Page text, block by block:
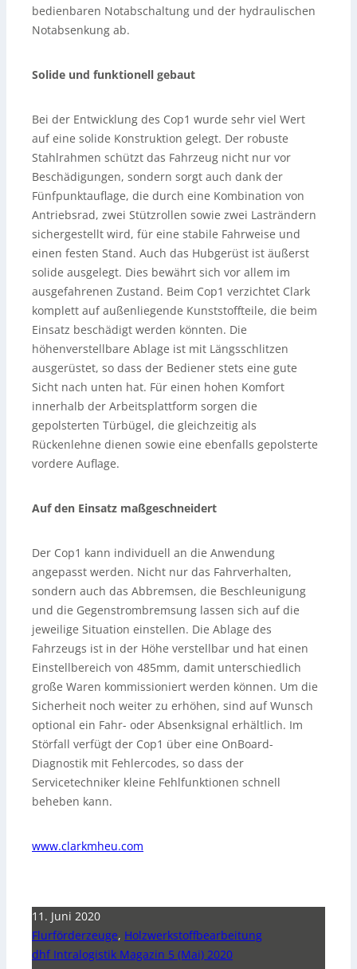
bedienbaren Notabschaltung und der hydraulischen
Notabsenkung ab.
Solide und funktionell gebaut
Bei der Entwicklung des Cop1 wurde sehr viel Wert
auf eine solide Konstruktion gelegt. Der robuste
Stahlrahmen schützt das Fahrzeug nicht nur vor
Beschädigungen, sondern sorgt auch dank der
Fünfpunktauflage, die durch eine Kombination von
Antriebsrad, zwei Stützrollen sowie zwei Lasträndern
sichergestellt wird, für eine stabile Fahrweise und
einen festen Stand. Auch das Hubgerüst ist äußerst
solide ausgelegt. Dies bewährt sich vor allem im
ausgefahrenen Zustand. Beim Cop1 verzichtet Clark
komplett auf außenliegende Kunststoffteile, die beim
Einsatz beschädigt werden könnten. Die
höhenverstellbare Ablage ist mit Längsschlitzen
ausgerüstet, so dass der Bediener stets eine gute
Sicht nach unten hat. Für einen hohen Komfort
innerhalb der Arbeitsplattform sorgen die
gepolsterten Türbügel, die gleichzeitig als
Rückenlehne dienen sowie eine ebenfalls gepolsterte
vordere Auflage.
Auf den Einsatz maßgeschneidert
Der Cop1 kann individuell an die Anwendung
angepasst werden. Nicht nur das Fahrverhalten,
sondern auch das Abbremsen, die Beschleunigung
und die Gegenstrombremsung lassen sich auf die
jeweilige Situation einstellen. Die Ablage des
Fahrzeugs ist in der Höhe verstellbar und hat einen
Einstellbereich von 485mm, damit unterschiedlich
große Waren kommissioniert werden können. Um die
Sicherheit noch weiter zu erhöhen, sind auf Wunsch
optional ein Fahr- oder Absenksignal erhältlich. Im
Störfall verfügt der Cop1 über eine OnBoard-
Diagnostik mit Fehlercodes, so dass der
Servicetechniker kleine Fehlfunktionen schnell
beheben kann.
www.clarkmheu.com
11. Juni 2020
Flurförderzeuge, Holzwerkstoffbearbeitung
dhf Intralogistik Magazin 5 (Mai) 2020